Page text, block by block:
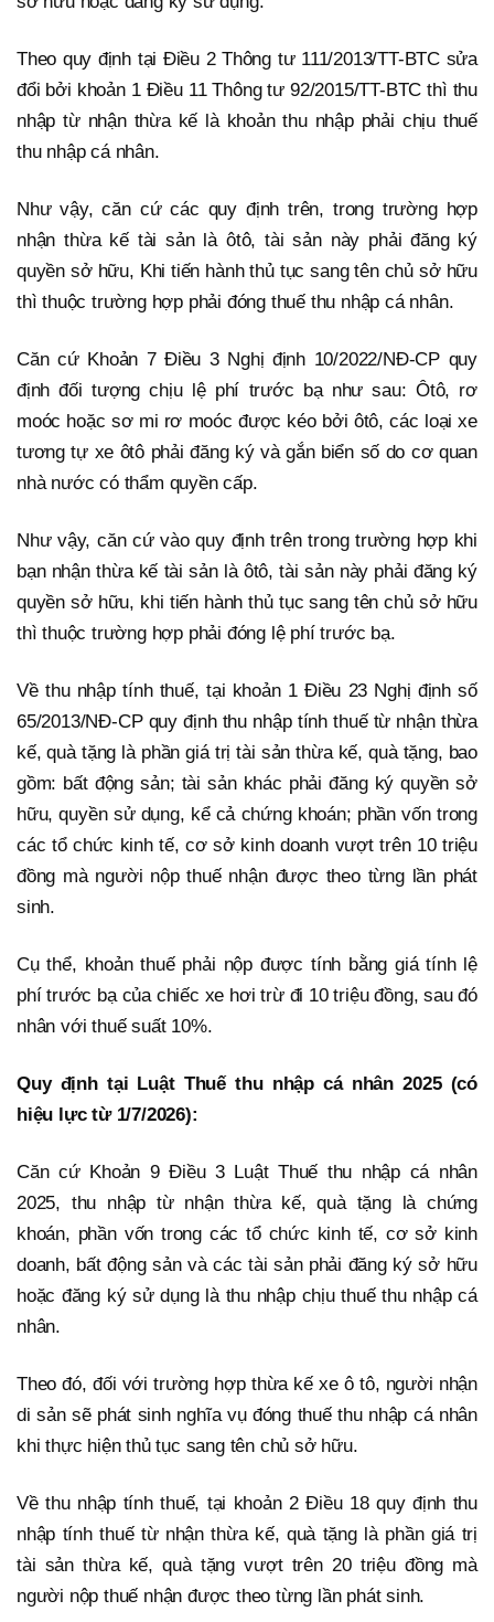
Theo quy định tại Điều 2 Thông tư 111/2013/TT-BTC sửa
đổi bởi khoản 1 Điều 11 Thông tư 92/2015/TT-BTC thì thu
nhập từ nhận thừa kế là khoản thu nhập phải chịu thuế
thu nhập cá nhân.
Như vậy, căn cứ các quy định trên, trong trường hợp
nhận thừa kế tài sản là ôtô, tài sản này phải đăng ký
quyền sở hữu, Khi tiến hành thủ tục sang tên chủ sở hữu
thì thuộc trường hợp phải đóng thuế thu nhập cá nhân.
Căn cứ Khoản 7 Điều 3 Nghị định 10/2022/NĐ-CP quy
định đối tượng chịu lệ phí trước bạ như sau: Ôtô, rơ
moóc hoặc sơ mi rơ moóc được kéo bởi ôtô, các loại xe
tương tự xe ôtô phải đăng ký và gắn biển số do cơ quan
nhà nước có thẩm quyền cấp.
Như vậy, căn cứ vào quy định trên trong trường hợp khi
bạn nhận thừa kế tài sản là ôtô, tài sản này phải đăng ký
quyền sở hữu, khi tiến hành thủ tục sang tên chủ sở hữu
thì thuộc trường hợp phải đóng lệ phí trước bạ.
Về thu nhập tính thuế, tại khoản 1 Điều 23 Nghị định số
65/2013/NĐ-CP quy định thu nhập tính thuế từ nhận thừa
kế, quà tặng là phần giá trị tài sản thừa kế, quà tặng, bao
gồm: bất động sản; tài sản khác phải đăng ký quyền sở
hữu, quyền sử dụng, kể cả chứng khoán; phần vốn trong
các tổ chức kinh tế, cơ sở kinh doanh vượt trên 10 triệu
đồng mà người nộp thuế nhận được theo từng lần phát
sinh.
Cụ thể, khoản thuế phải nộp được tính bằng giá tính lệ
phí trước bạ của chiếc xe hơi trừ đi 10 triệu đồng, sau đó
nhân với thuế suất 10%.
Quy định tại Luật Thuế thu nhập cá nhân 2025 (có
hiệu lực từ 1/7/2026):
Căn cứ Khoản 9 Điều 3 Luật Thuế thu nhập cá nhân
2025, thu nhập từ nhận thừa kế, quà tặng là chứng
khoán, phần vốn trong các tổ chức kinh tế, cơ sở kinh
doanh, bất động sản và các tài sản phải đăng ký sở hữu
hoặc đăng ký sử dụng là thu nhập chịu thuế thu nhập cá
nhân.
Theo đó, đối với trường hợp thừa kế xe ô tô, người nhận
di sản sẽ phát sinh nghĩa vụ đóng thuế thu nhập cá nhân
khi thực hiện thủ tục sang tên chủ sở hữu.
Về thu nhập tính thuế, tại khoản 2 Điều 18 quy định thu
nhập tính thuế từ nhận thừa kế, quà tặng là phần giá trị
tài sản thừa kế, quà tặng vượt trên 20 triệu đồng mà
người nộp thuế nhận được theo từng lần phát sinh.